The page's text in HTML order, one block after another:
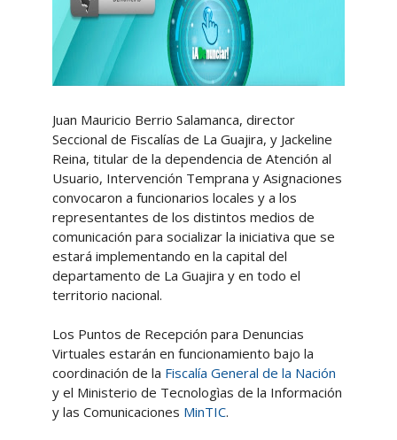
Juan Mauricio Berrio Salamanca, director
Seccional de Fiscalías de La Guajira, y Jackeline
Reina, titular de la dependencia de Atención al
Usuario, Intervención Temprana y Asignaciones
convocaron a funcionarios locales y a los
representantes de los distintos medios de
comunicación para socializar la iniciativa que se
estará implementando en la capital del
departamento de La Guajira y en todo el
territorio nacional.
Los Puntos de Recepción para Denuncias
Virtuales estarán en funcionamiento bajo la
coordinación de la Fiscalía General de la Nación
y el Ministerio de Tecnologìas de la Información
y las Comunicaciones MinTIC.